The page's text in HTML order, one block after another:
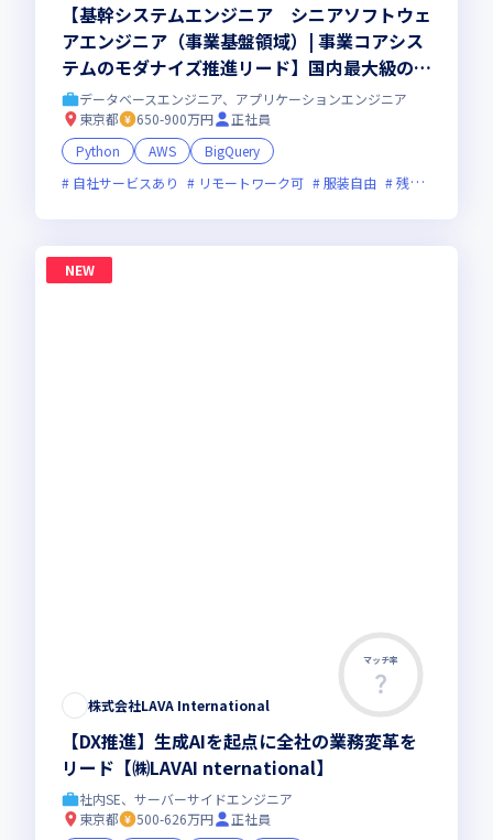
【基幹システムエンジニア シニアソフトウェ
アエンジニア（事業基盤領域）| 事業コアシス
テムのモダナイズ推進リード】国内最大級のプ
リントECを支える基幹システム｜会計・デー
タ基盤・大規模データ管理｜ペタバイト級デー
タ｜基幹SaaS接続｜部課長層と協働して推進
｜ハイブリッド勤務(週1出社)
データベースエンジニア、アプリケーションエンジニア
東京都
650-900万円
正社員
Python
AWS
BigQuery
自社サービスあり
リモートワーク可 服装自由 残業月20時間未満
NEW
マッチ率
株式会社LAVA International
【DX推進】生成AIを起点に全社の業務変革を
リード【㈱LAVAI nternational】
社内SE、サーバーサイドエンジニア
東京都
500-626万円
正社員